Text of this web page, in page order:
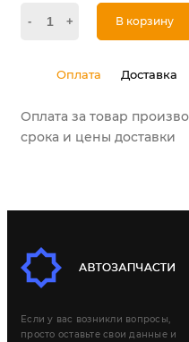
- + В корзину
Оплата Доставка
Оплата за товар
срока и цены доставки
Если у вас возникли вопросы,
просто оставьте свои данные и